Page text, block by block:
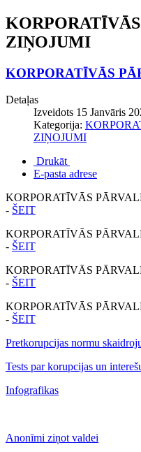
ZIŅOJUMI
KORPORATĪVĀS
Detaļas
Izveidots 15 Janvāris
Kategorija:
ZIŅOJUMI
Drukāt
E-pasta adrese
KORPORATĪVĀS
- ŠEIT
KORPORATĪVĀS
- ŠEIT
KORPORATĪVĀS
- ŠEIT
KORPORATĪVĀS
- ŠEIT
Pretkorupcijas normu
Tests par korupcijas un
Infografikas
Anonīmi ziņot valdei